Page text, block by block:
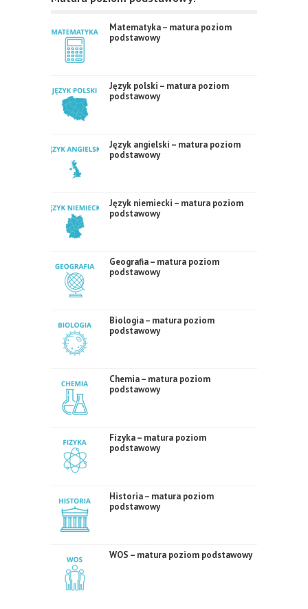
Matematyka – matura poziom
podstawowy
Język polski – matura poziom
podstawowy
Język angielski – matura poziom
podstawowy
Język niemiecki – matura poziom
podstawowy
Geografia – matura poziom
podstawowy
Biologia – matura poziom
podstawowy
Chemia – matura poziom
podstawowy
Fizyka – matura poziom
podstawowy
Historia – matura poziom
podstawowy
WOS – matura poziom podstawowy